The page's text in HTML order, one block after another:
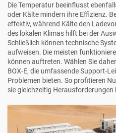
Die Temperatur beeinflusst
oder Kälte mindern ihre Effizienz.
effektiv, während Kälte den
des lokalen Klimas hilft bei der
Schließlich können technische
aufweisen. Die meisten
können auftreten. Wählen Sie
BOX-E, die umfassende Support-
Problemen bieten. So profitieren
sie gleichzeitig